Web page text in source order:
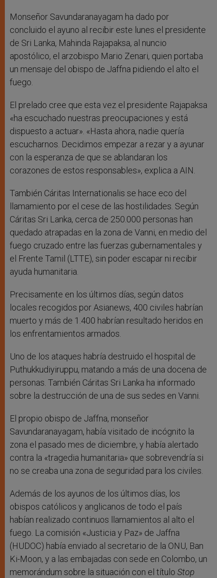
Monseñor Savundaranayagam ha dado por
concluido el ayuno al recibir este lunes el presidente
de Sri Lanka, Mahinda Rajapaksa, al nuncio
apostólico, el arzobispo Mario Zenari, quien portaba
un mensaje del obispo de Jaffna pidiendo el alto el
fuego.
El prelado cree que esta vez el presidente Rajapaksa
«ha escuchado nuestras preocupaciones y está
dispuesto a actuar». «Hasta ahora, nadie quería
escucharnos. Decidimos empezar a rezar y a ayunar
con la esperanza de que se ablandaran los
corazones de estos responsables», explica a AIN.
También Cáritas Internationalis se hace eco del
llamamiento por el cese de las hostilidades. Según
Cáritas Sri Lanka, cerca de 250.000 personas han
quedado atrapadas en la zona de Vanni, en medio del
fuego cruzado entre las fuerzas gubernamentales y
el Frente Tamil (LTTE), sin poder escapar ni recibir
ayuda humanitaria.
Precisamente en los últimos días, según datos
locales recogidos por Asianews, 400 civiles habrían
muerto y más de 1.400 habrían resultado heridos en
los enfrentamientos armados.
Uno de los ataques habría destruido el hospital de
Puthukkudiyiruppu, matando a más de una docena de
personas. También Cáritas Sri Lanka ha informado
sobre la destrucción de una de sus sedes en Vanni.
El propio obispo de Jaffna, monseñor
Savundaranayagam, había visitado de incógnito la
zona el pasado mes de diciembre, y había alertado
contra la «tragedia humanitaria» que sobrevendría si
no se creaba una zona de seguridad para los civiles.
Además de los ayunos de los últimos días, los
obispos católicos y anglicanos de todo el país
habían realizado continuos llamamientos al alto el
fuego. La comisión «Justicia y Paz» de Jaffna
(HUDOC) había enviado al secretario de la ONU, Ban
Ki-Moon, y a las embajadas con sede en Colombo, un
memorándum sobre la situación con el título Stop